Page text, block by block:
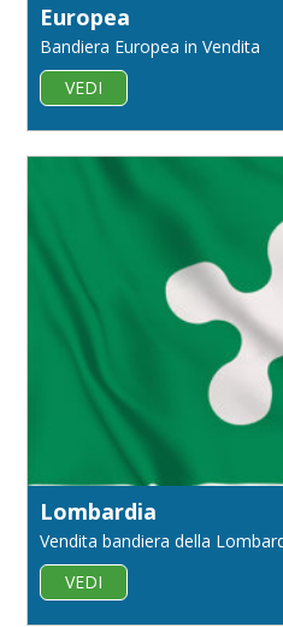
Europea
Bandiera Europea in Vendita
VEDI
Lombardia
Vendita bandiera della
VEDI